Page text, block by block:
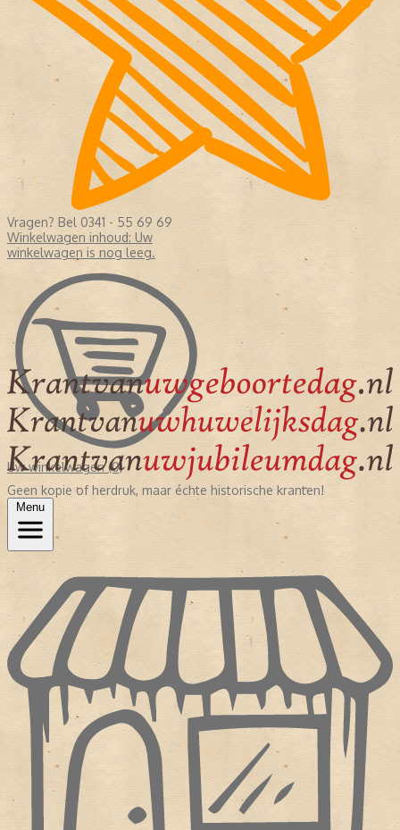
Vragen? Bel 0341 - 55 69 69
Winkelwagen inhoud: Uw
winkelwagen is nog leeg.
Uw winkelwagen (0)
Geen kopie of herdruk, maar échte historische kranten!
Menu